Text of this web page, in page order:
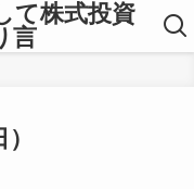
て株式投資
言